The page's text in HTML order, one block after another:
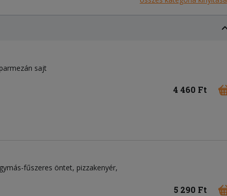
parmezán sajt
4 460 Ft
fűszeres öntet, pizzakenyér,
5 290 Ft